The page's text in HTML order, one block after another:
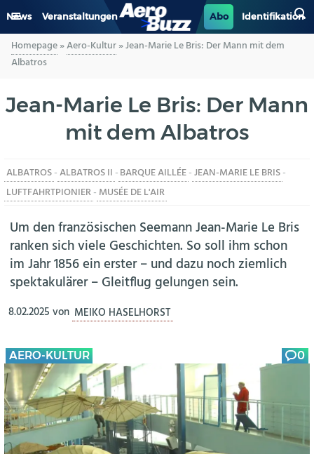
News Veranstaltungen Abo Identifikation
GENERAL AVIATION
LUFTVERKEHR
INDUSTRIE
HELIKOPTER
AERO-KULTUR
Homepage»Aero-Kultur»Jean-Marie Le Bris: Der Mann mit dem
Albatros
Jean-Marie Le Bris: Der Mann
mit dem Albatros
ALBATROS-ALBATROS II -BARQUE AILLÉE-JEAN-MARIE LE BRIS-
LUFTFAHRTPIONIER- MUSÉE DE L'AIR
Um den französischen Seemann Jean-Marie Le Bris
ranken sich viele Geschichten. So soll ihm schon
im Jahr 1856 ein erster – und dazu noch ziemlich
spektakulärer – Gleitflug gelungen sein.
8.02.2025 von MEIKO HASELHORST
AERO-KULTUR 0